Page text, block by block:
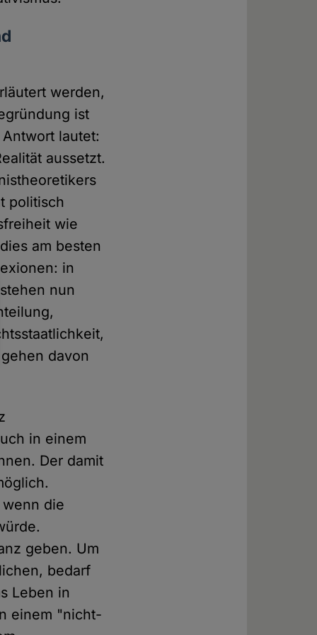
werden,
ist
lautet:
aussetzt.
politisch
wie
am besten
in
nun
davon
in einem
Der damit
die
geben. Um
bedarf
Leben in
einem "nicht-